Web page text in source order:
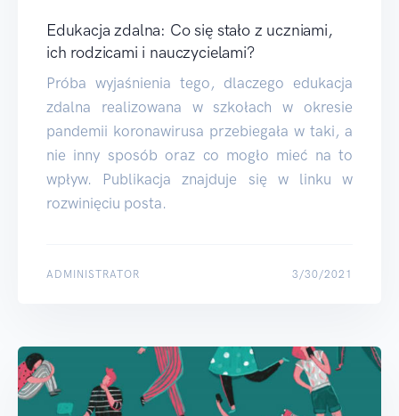
Edukacja zdalna: Co się stało z uczniami,
ich rodzicami i nauczycielami?
Próba wyjaśnienia tego, dlaczego edukacja
zdalna realizowana w szkołach w okresie
pandemii koronawirusa przebiegała w taki, a
nie inny sposób oraz co mogło mieć na to
wpływ. Publikacja znajduje się w linku w
rozwinięciu posta.
ADMINISTRATOR 3/30/2021